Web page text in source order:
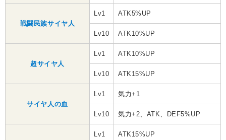
戦闘民族サイヤ人
Lv1 ATK5%UP
Lv10 ATK10%UP
超サイヤ人
Lv1 ATK10%UP
Lv10 ATK15%UP
サイヤ人の血
Lv1 気力+1
Lv10 気力+2、ATK、DEF5%UP
Lv1 ATK15%UP